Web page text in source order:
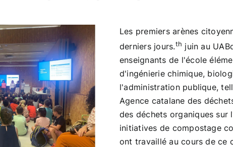
Les premiers arènes
derniers jours.th juin au UAB
enseignants de l'école
d'ingénierie chimique,
l'administration publique,
Agence catalane des
des déchets organiques
initiatives de compostage
ont travaillé au cours de ce